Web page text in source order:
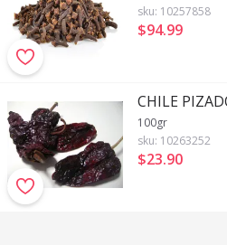
sku: 10257858
$94.99
CHILE
100gr
sku: 10263252
$23.90